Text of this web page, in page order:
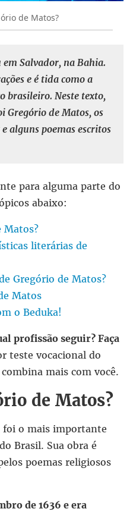
de Matos?
Salvador, na Bahia.
e é tida como a
brasileiro. Neste texto,
Gregório de Matos, os
alguns poemas escritos
para alguma parte do
abaixo:
Matos?
literárias de
Gregório de Matos?
Matos
o Beduka!
profissão seguir? Faça
teste vocacional do
mais com você.
de Matos?
foi o mais importante
Brasil. Sua obra é
poemas religiosos
de 1636 e era